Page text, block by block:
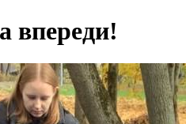
впереди!